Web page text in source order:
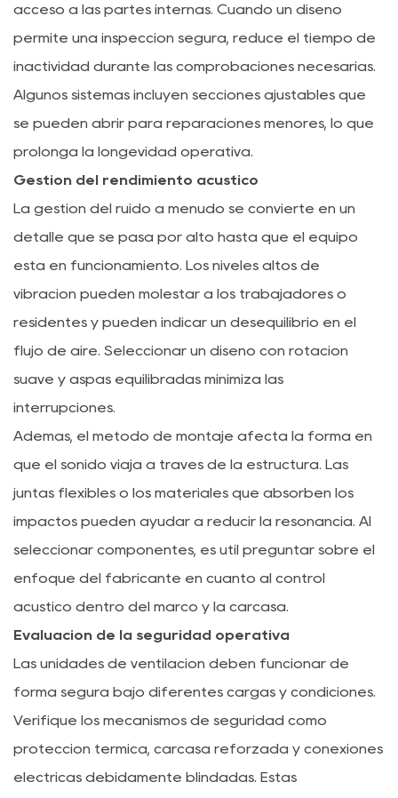
acceso a las partes internas. Cuando un diseño
permite una inspección segura, reduce el tiempo de
inactividad durante las comprobaciones necesarias.
Algunos sistemas incluyen secciones ajustables que
se pueden abrir para reparaciones menores, lo que
prolonga la longevidad operativa.
Gestión del rendimiento acústico
La gestión del ruido a menudo se convierte en un
detalle que se pasa por alto hasta que el equipo
está en funcionamiento. Los niveles altos de
vibración pueden molestar a los trabajadores o
residentes y pueden indicar un desequilibrio en el
flujo de aire. Seleccionar un diseño con rotación
suave y aspas equilibradas minimiza las
interrupciones.
Además, el método de montaje afecta la forma en
que el sonido viaja a través de la estructura. Las
juntas flexibles o los materiales que absorben los
impactos pueden ayudar a reducir la resonancia. Al
seleccionar componentes, es útil preguntar sobre el
enfoque del fabricante en cuanto al control
acústico dentro del marco y la carcasa.
Evaluación de la seguridad operativa
Las unidades de ventilación deben funcionar de
forma segura bajo diferentes cargas y condiciones.
Verifique los mecanismos de seguridad como
protección térmica, carcasa reforzada y conexiones
eléctricas debidamente blindadas. Estas